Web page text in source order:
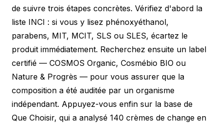
de suivre trois étapes concrètes. Vérifiez d'abord la
liste INCI : si vous y lisez phénoxyéthanol,
parabens, MIT, MCIT, SLS ou SLES, écartez le
produit immédiatement. Recherchez ensuite un label
certifié — COSMOS Organic, Cosmébio BIO ou
Nature & Progrès — pour vous assurer que la
composition a été auditée par un organisme
indépendant. Appuyez-vous enfin sur la base de
Que Choisir, qui a analysé 140 crèmes de change en